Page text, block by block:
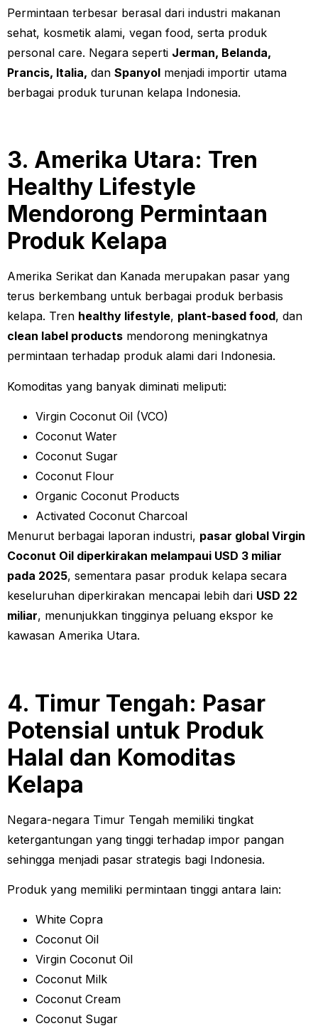
Permintaan terbesar berasal dari industri makanan
sehat, kosmetik alami, vegan food, serta produk
personal care. Negara seperti Jerman, Belanda,
Prancis, Italia, dan Spanyol menjadi importir utama
berbagai produk turunan kelapa Indonesia.
3. Amerika Utara: Tren
Healthy Lifestyle
Mendorong Permintaan
Produk Kelapa
Amerika Serikat dan Kanada merupakan pasar yang
terus berkembang untuk berbagai produk berbasis
kelapa. Tren healthy lifestyle, plant-based food, dan
clean label products mendorong meningkatnya
permintaan terhadap produk alami dari Indonesia.
Komoditas yang banyak diminati meliputi:
Virgin Coconut Oil (VCO)
Coconut Water
Coconut Sugar
Coconut Flour
Organic Coconut Products
Activated Coconut Charcoal
Menurut berbagai laporan industri, pasar global Virgin
Coconut Oil diperkirakan melampaui USD 3 miliar
pada 2025, sementara pasar produk kelapa secara
keseluruhan diperkirakan mencapai lebih dari USD 22
miliar, menunjukkan tingginya peluang ekspor ke
kawasan Amerika Utara.
4. Timur Tengah: Pasar
Potensial untuk Produk
Halal dan Komoditas
Kelapa
Negara-negara Timur Tengah memiliki tingkat
ketergantungan yang tinggi terhadap impor pangan
sehingga menjadi pasar strategis bagi Indonesia.
Produk yang memiliki permintaan tinggi antara lain:
White Copra
Coconut Oil
Virgin Coconut Oil
Coconut Milk
Coconut Cream
Coconut Sugar